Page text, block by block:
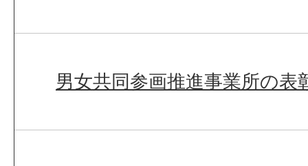
男女共同参画推進事業所の表